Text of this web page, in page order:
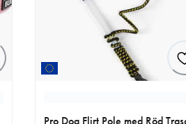
Pro Dog Flirt Pole med Röd